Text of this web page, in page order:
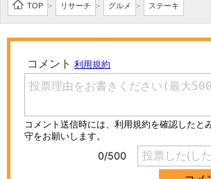
TOP > リサーチ > グルメ > ステーキ